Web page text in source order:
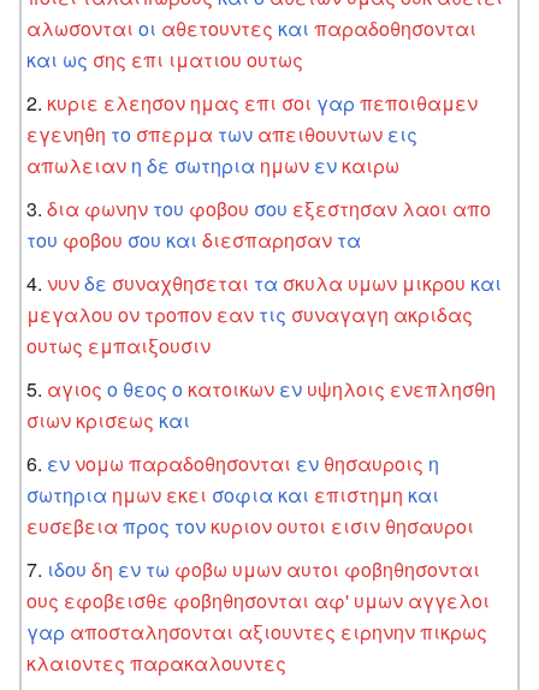
αλωσονται οι αθετουντες και παραδοθησονται
και ως σης επι ιματιου ουτως
κυριε ελεησον ημας επι σοι γαρ πεποιθαμεν
εγενηθη το σπερμα των απειθουντων εις
απωλειαν η δε σωτηρια ημων εν καιρω
δια φωνην του φοβου σου εξεστησαν λαοι απο
του φοβου σου και διεσπαρησαν τα
νυνδε συναχθησεται τα σκυλα υμων μικρου και
μεγαλου ον τροπον εαν τις συναγαγη ακριδας
ουτως εμπαιξουσιν
αγιος ο θεος ο κατοικων εν υψηλοις ενεπλησθη
σιων κρισεως και
εννομω παραδοθησονται εν θησαυροις η
σωτηρια ημων εκει σοφια και επιστημη και
ευσεβεια προς τον κυριονουτοι εισιν θησαυροι
ιδου δη εν τω φοβω υμων αυτοι φοβηθησονται
ους εφοβεισθε φοβηθησονται αφ' υμων αγγελοι
γαρ αποσταλησονται αξιουντες ειρηνηνπικρως
κλαιοντες παρακαλουντες